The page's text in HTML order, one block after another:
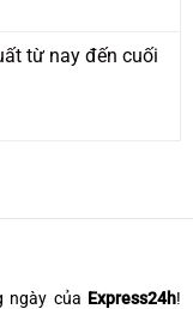
từ nay đến cuối
ngày của Express24h!